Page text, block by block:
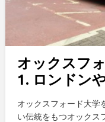
オックスフ
1. ロンドン
オックスフォード大学
い伝統をもつオックス